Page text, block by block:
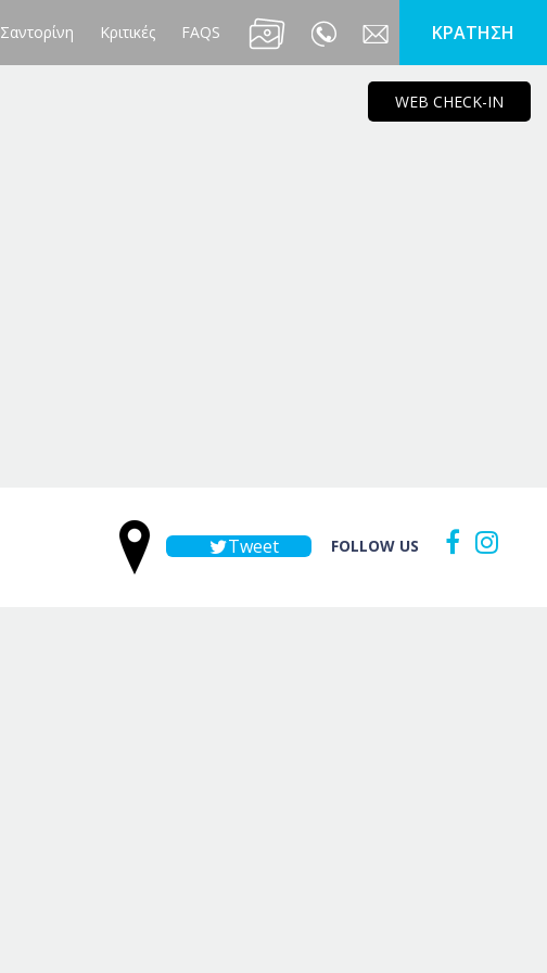
WEB CHECK-IN
KΡΑΤΗΣΗ
Σαντορίνη Κριτικές FAQS
Tweet FOLLOW US